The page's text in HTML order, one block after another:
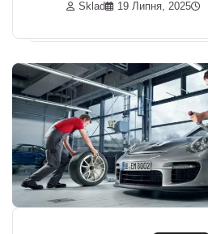
Sklad 19 Липня, 2025